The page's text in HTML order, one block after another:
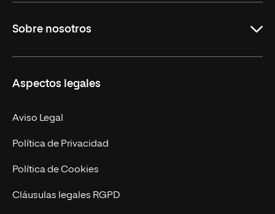
Derecho
Empresa
MBA
Marketing y Comunicación
Ingeniería
Diseño
Sobre nosotros
Nuestro Equipo
Contacto
Aspectos legales
Aviso Legal
Política de Privacidad
Política de Cookies
Cláusulas legales RGPD